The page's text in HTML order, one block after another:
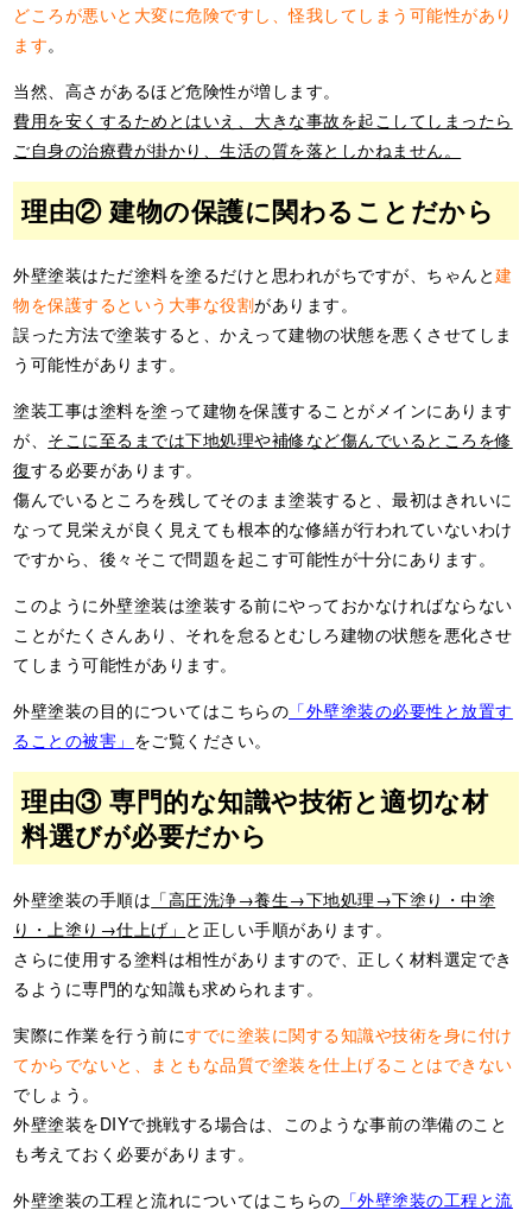
どころが悪いと大変に危険ですし、怪我してしまう可能性があり
ます。
当然、高さがあるほど危険性が増します。
費用を安くするためとはいえ、大きな事故を起こしてしまったら
ご自身の治療費が掛かり、生活の質を落としかねません。
理由② 建物の保護に関わることだから
外壁塗装はただ塗料を塗るだけと思われがちですが、ちゃんと建
物を保護するという大事な役割があります。
誤った方法で塗装すると、かえって建物の状態を悪くさせてしま
う可能性があります。
塗装工事は塗料を塗って建物を保護することがメインにあります
が、 そこに至るまでは下地処理や補修など傷んでいるところを修
復する必要があります。
傷んでいるところを残してそのまま塗装すると、最初はきれいに
なって見栄えが良く見えても根本的な修繕が行われていないわけ
ですから、後々そこで問題を起こす可能性が十分にあります。
このように外壁塗装は塗装する前にやっておかなければならない
ことがたくさんあり、それを怠るとむしろ建物の状態を悪化させ
てしまう可能性があります。
外壁塗装の目的についてはこちらの 「外壁塗装の必要性と放置す
ることの被害」 をご覧ください。
理由③ 専門的な知識や技術と適切な材
料選びが必要だから
外壁塗装の手順は 「高圧洗浄→養生→下地処理→下塗り・中塗
り・上塗り→仕上げ」 と正しい手順があります。
さらに使用する塗料は相性がありますので、正しく材料選定でき
るように専門的な知識も求められます。
実際に作業を行う前にすでに塗装に関する知識や技術を身に付け
てからでないと、まともな品質で塗装を仕上げることはできない
でしょう。
外壁塗装をDIYで挑戦する場合は、このような事前の準備のこと
も考えておく必要があります。
外壁塗装の工程と流れについてはこちらの 「外壁塗装の工程と流